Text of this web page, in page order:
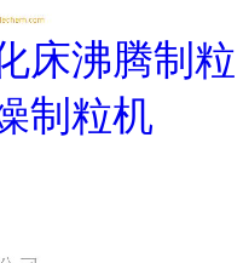
床沸腾制粒
制粒机